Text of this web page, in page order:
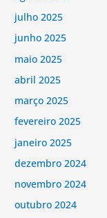
julho 2025
junho 2025
maio 2025
abril 2025
março 2025
fevereiro 2025
janeiro 2025
dezembro 2024
novembro 2024
outubro 2024